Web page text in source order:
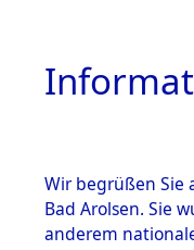
Wir begrüßen Sie
Bad Arolsen. Sie
anderem